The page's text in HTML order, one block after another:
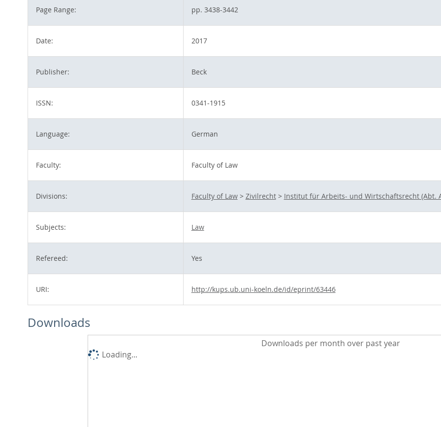
Page Range: pp. 3438-3442
Date: 2017
Publisher: Beck
ISSN: 0341-1915
Language: German
Faculty: Faculty of Law
Divisions: Faculty of Law> Zivilrecht> Institut für Arbeits- und Wirtschaftsrecht (Abt.
Subjects: Law
Refereed: Yes
URI: http://kups.ub.uni-koeln.de/id/eprint/63446
Downloads
Downloads per month over past year
Loading...